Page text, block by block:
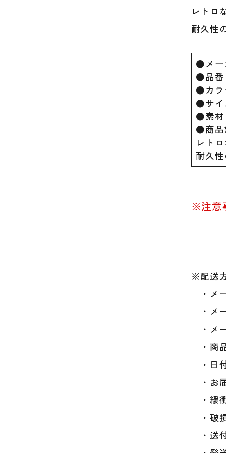
レトロ
耐久性
●メー
●品番
●カラ
●サイ
●素材
●商品
レト
耐久
※注
※配送
・メ
・メ
・メ
・商
・日
・お
・緩
・破
・送